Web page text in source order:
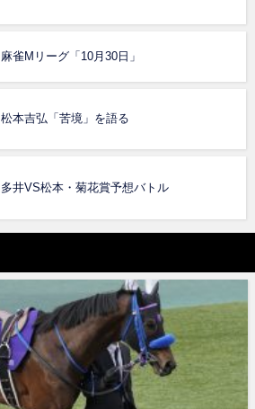
麻雀Mリーグ「10月30日」
松本吉弘「苦境」を語る
多井VS松本・菊花賞予想バトル